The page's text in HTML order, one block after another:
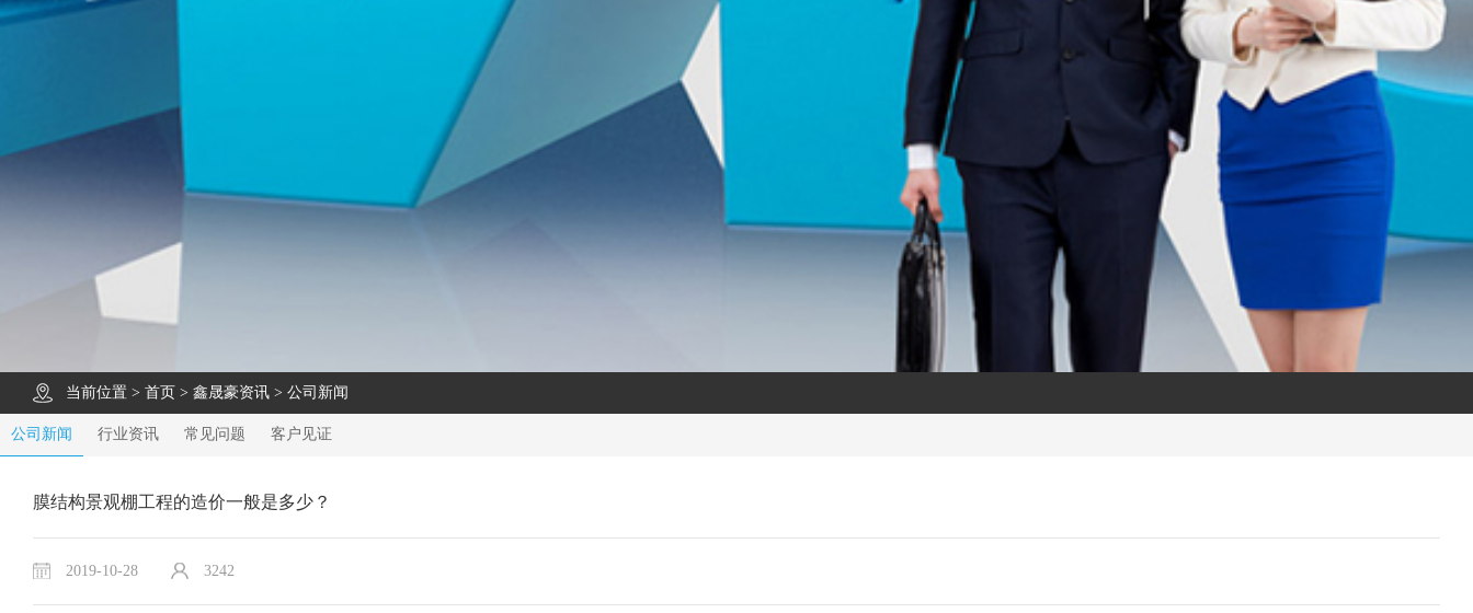
当前位置 > 首页 > 鑫晟豪资讯 > 公司新闻
公司新闻 行业资讯 常见问题 客户见证
膜结构景观棚工程的造价一般是多少？
2019-10-28 3242